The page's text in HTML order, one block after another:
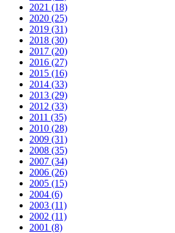
2021 (18)
2020 (25)
2019 (31)
2018 (30)
2017 (20)
2016 (27)
2015 (16)
2014 (33)
2013 (29)
2012 (33)
2011 (35)
2010 (28)
2009 (31)
2008 (35)
2007 (34)
2006 (26)
2005 (15)
2004 (6)
2003 (11)
2002 (11)
2001 (8)